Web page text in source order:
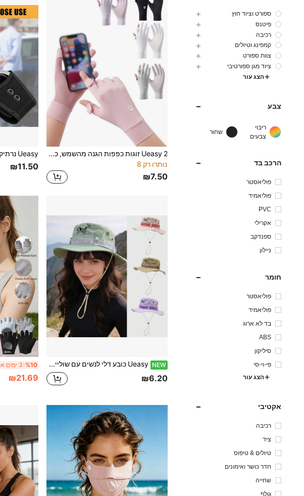
ספורט וציוד חוץ
פיטנס
רכיבה
קמפינג וטיולים
צוות ספורט
ציוד מגן ספורטיבי
הצג עור
צבע
ריבוי
צבעים
שחור
הרכב בד
פוליאסטר
פוליאמיד
PVC
אקרילי
ספנדקב
ניילון
חומר
פוליאסטר
פוליאמיד
בד לא ארוג
ABS
סיליקון
פי-וי-סי
הצג עור
אקטיבי
רכיבה
ציד
טיולים & טיפוס
חדר כושר ואימונים
שחייה
גולף
Ueasy 2 זוגות כפפות הגנה מהשמש, כפפות רכיבה ממשי קר, דקות נושמות עם מסך מגע נגד החלקה, כפפות קיץ לנהיגה רכיבה וספורט חוץ
נותרו רק 8
₪7.50
₪11.50
NEW Ueasy כובע דלי לנשים עם שוליים מתכווננים, כובע הגנה מהשמש עם שוליים רחבים בצבע אחיד, כובע שמש ספורטיבי יומיומי, מתנה לספורט חוץ מתכווננת, מתאים לגולף, טיולים, ציד והרפתקאות חוץ
₪6.20
%10
₪21.69